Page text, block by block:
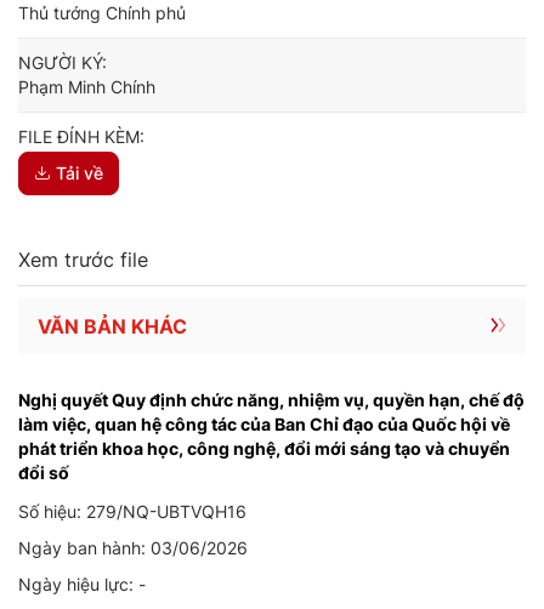
Thủ tướng Chính phủ
NGƯỜI KÝ:
Phạm Minh Chính
FILE ĐÍNH KÈM:
Tải về
Xem trước file
VĂN BẢN KHÁC
Nghị quyết Quy định chức năng, nhiệm vụ, quyền hạn, chế độ
làm việc, quan hệ công tác của Ban Chỉ đạo của Quốc hội về
phát triển khoa học, công nghệ, đổi mới sáng tạo và chuyển
đổi số
Số hiệu: 279/NQ-UBTVQH16
Ngày ban hành: 03/06/2026
Ngày hiệu lực: -